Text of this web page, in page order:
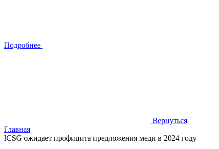
Подробнее
Вернуться
Главная
ICSG ожидает профицита предложения меди в 2024 году